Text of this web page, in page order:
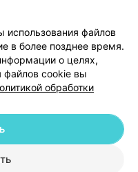
данных
| 220012, Республика Беларусь,
файлов
в более позднее время.
о целях,
файлов cookie вы
обработки